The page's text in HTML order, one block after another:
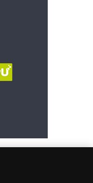
Vložiť do košíka